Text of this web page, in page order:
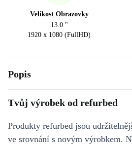
Velikost Obrazovky
13.0 "
1920 x 1080 (FullHD)
Popis
Tvůj výrobek od refurbed
Produkty refurbed jsou
ve srovnání s novým výrobkem.